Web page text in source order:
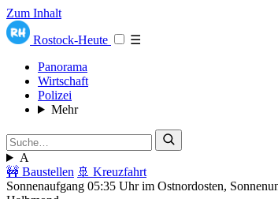
Zum Inhalt
Rostock-Heute
☰
Panorama
Wirtschaft
Polizei
Mehr
A
🚧 Baustellen 🚢 Kreuzfahrt
Sonnenaufgang 05:35 Uhr im Ostnordosten,